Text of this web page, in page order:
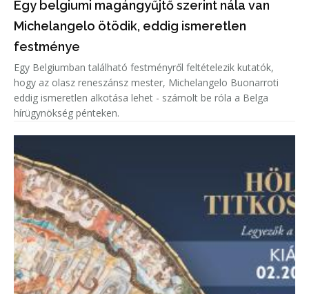
Egy belgiumi magángyűjtő szerint nála van
Michelangelo ötödik, eddig ismeretlen
festménye
Egy Belgiumban található festményről feltételezik kutatók,
hogy az olasz reneszánsz mester, Michelangelo Buonarroti
eddig ismeretlen alkotása lehet - számolt be róla a Belga
hírügynökség pénteken.